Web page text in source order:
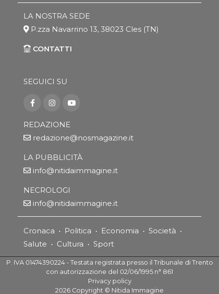
LA NOSTRA SEDE
P.zza Navarrino 13, 38023 Cles (TN)
CONTATTI
SEGUICI SU
REDAZIONE
redazione@nosmagazine.it
LA PUBBLICITÀ
info@nitidaimmagine.it
NECROLOGI
info@nitidaimmagine.it
Cronaca • Politica • Economia • Società •
Salute • Cultura • Sport
P. IVA 01474390224 - Testata registrata presso il Tribunale di Trento
con autorizzazione del 02/06/1995 n° 861
Privacy policy
2026 Copyright © Nitida Immagine